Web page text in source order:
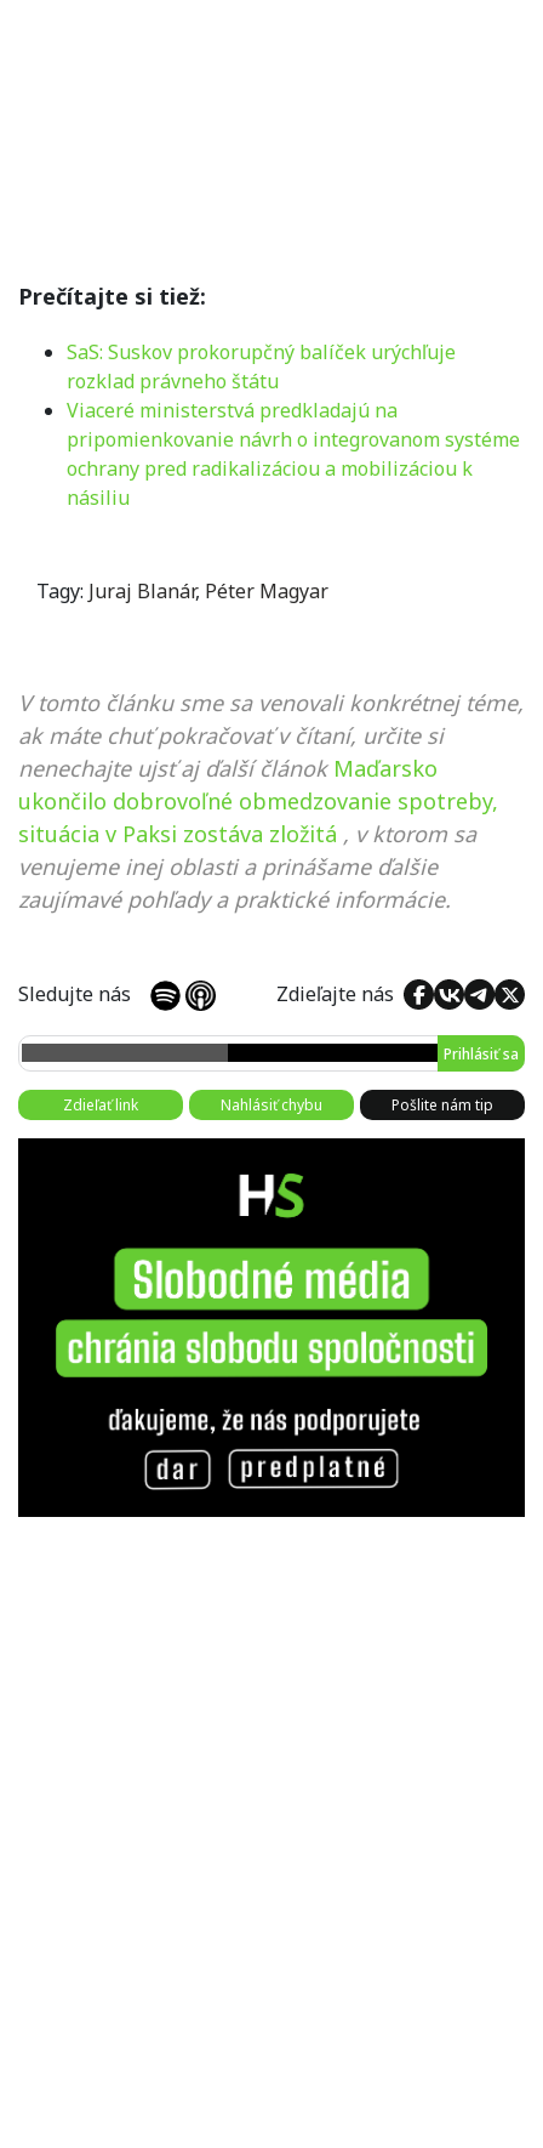
Prečítajte si tiež:
SaS: Suskov prokorupčný balíček urýchľuje
rozklad právneho štátu
Viaceré ministerstvá predkladajú na
pripomienkovanie návrh o integrovanom systéme
ochrany pred radikalizáciou a mobilizáciou k
násiliu
Tagy: Juraj Blanár, Péter Magyar
V tomto článku sme sa venovali konkrétnej téme,
ak máte chuť pokračovať v čítaní, určite si
nenechajte ujsť aj ďalší článok Maďarsko
ukončilo dobrovoľné obmedzovanie spotreby,
situácia v Paksi zostáva zložitá , v ktorom sa
venujeme inej oblasti a prinášame ďalšie
zaujímavé pohľady a praktické informácie.
Sledujte nás Zdieľajte nás
Prihlásiť sa
Zdieľať link Nahlásiť chybu Pošlite nám tip